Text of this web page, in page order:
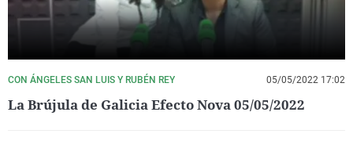
CON ÁNGELES SAN LUIS Y RUBÉN REY 05/05/2022 17:02
La Brújula de Galicia Efecto Nova 05/05/2022